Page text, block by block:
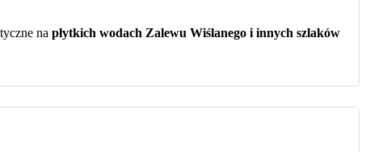
na płytkich wodach Zalewu Wiślanego i innych szlaków